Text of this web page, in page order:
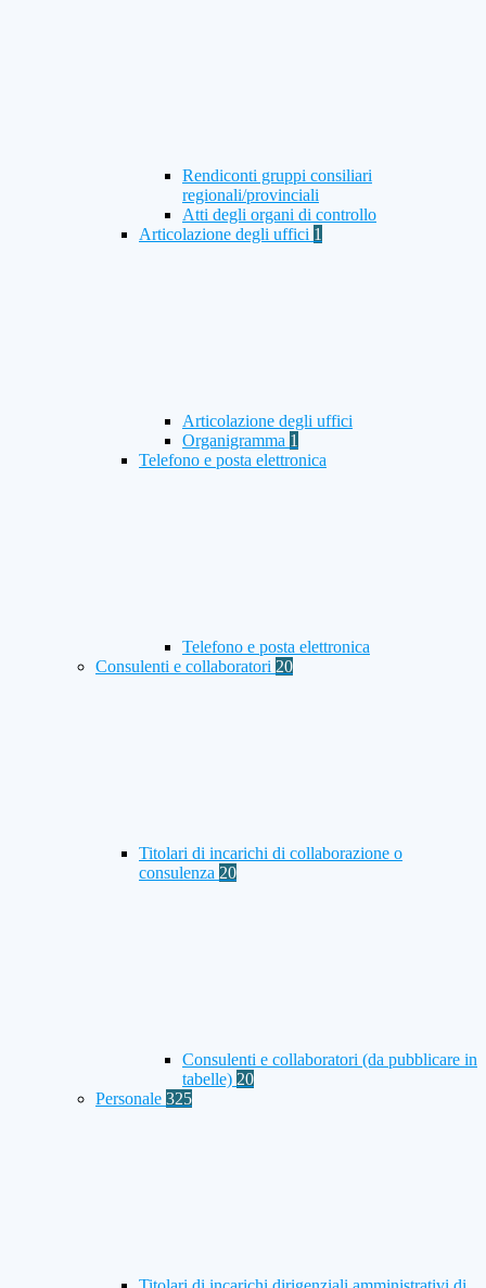
Rendiconti gruppi consiliari
regionali/provinciali
Atti degli organi di controllo
Articolazione degli uffici 1
Articolazione degli uffici
Organigramma 1
Telefono e posta elettronica
Telefono e posta elettronica
Consulenti e collaboratori 20
Titolari di incarichi di collaborazione o
consulenza 20
Consulenti e collaboratori (da pubblicare in
tabelle) 20
Personale 325